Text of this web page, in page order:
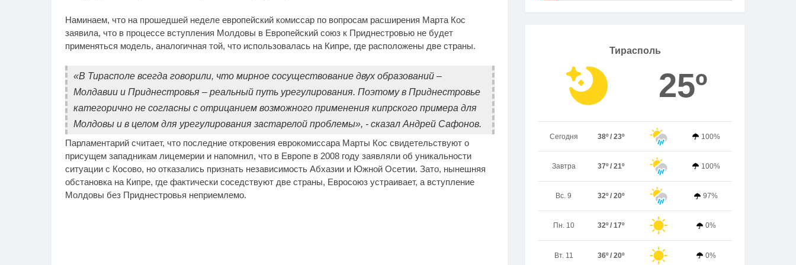
Наминаем, что на прошедшей неделе европейский комиссар по вопросам расширения Марта Кос
заявила, что в процессе вступления Молдовы в Европейский союз к Приднестровью не будет
применяться модель, аналогичная той, что использовалась на Кипре, где расположены две страны.
«В Тирасполе всегда говорили, что мирное сосуществование двух образований –
Молдавии и Приднестровья – реальный путь урегулирования. Поэтому в Приднестровье
категорично не согласны с отрицанием возможного применения кипрского примера для
Молдовы и в целом для урегулирования застарелой проблемы», - сказал Андрей Сафонов.
Парламентарий считает, что последние откровения еврокомиссара Марты Кос свидетельствуют о
присущем западникам лицемерии и напомнил, что в Европе в 2008 году заявляли об уникальности
ситуации с Косово, но отказались признать независимость Абхазии и Южной Осетии. Зато, нынешняя
обстановка на Кипре, где фактически соседствуют две страны, Евросоюз устраивает, а вступление
Молдовы без Приднестровья неприемлемо.
Тирасполь
25º
Сегодня 38º / 23º 100%
Завтра 37º / 21º 100%
Вс. 9 32º / 20º 97%
Пн. 10 32º / 17º 0%
Вт. 11 36º / 20º 0%